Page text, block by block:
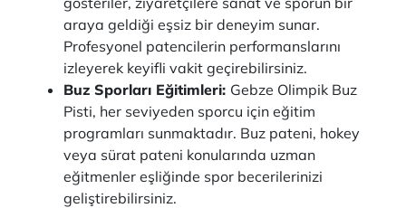
araya geldiği eşsiz bir deneyim sunar.
Profesyonel patencilerin performanslarını
izleyerek keyifli vakit geçirebilirsiniz.
Buz Sporları Eğitimleri: Gebze Olimpik Buz
Pisti, her seviyeden sporcu için eğitim
programları sunmaktadır. Buz pateni, hokey
veya sürat pateni konularında uzman
eğitmenler eşliğinde spor becerilerinizi
geliştirebilirsiniz.